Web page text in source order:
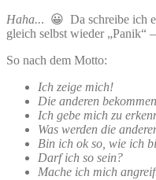
Haha... 😀 Da schreibe ich
gleich selbst wieder „Panik“
So nach dem Motto:
Ich zeige mich!
Die anderen
Ich gebe mich zu
Was werden die
Bin ich ok so, wie ich
Darf ich so sein?
Mache ich mich